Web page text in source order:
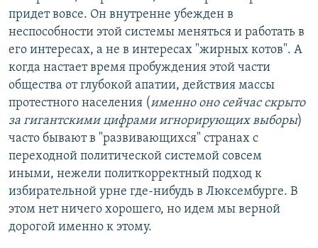
придет вовсе. Он внутренне убежден в
неспособности этой системы меняться и работать в
его интересах, а не в интересах "жирных котов". А
когда настает время пробуждения этой части
общества от глубокой апатии, действия массы
протестного населения (именно оно сейчас скрыто
за гигантскими цифрами игнорирующих выборы)
часто бывают в "развивающихся" странах с
переходной политической системой совсем
иными, нежели политкорректный подход к
избирательной урне где-нибудь в Люксембурге. В
этом нет ничего хорошего, но идем мы верной
дорогой именно к этому.